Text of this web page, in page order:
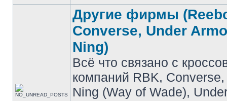
Другие фирмы
Converse, Under
Ning)
Всё что связано с
компаний RBK,
Ning (Way of Wade),